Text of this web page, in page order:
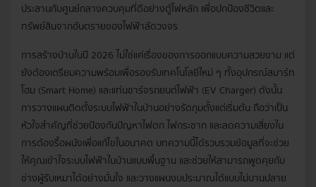
ประสานกับศูนย์กลางควบคุมที่ดีอย่างตู้ไฟหลัก เพื่อปกป้องชีวิตและ
ทรัพย์สินจากอันตรายของไฟฟ้าลัดวงจร
การสร้างบ้านในปี 2026 ไม่ใช่แค่เรื่องของการออกแบบความสวยงาม แต่
ยังต้องเตรียมความพร้อมเพื่อรองรับเทคโนโลยีใหม่ ๆ ทั้งอุปกรณ์สมาร์ท
โฮม (Smart Home) และแท่นชาร์จรถยนต์ไฟฟ้า (EV Charger) ดังนั้น
การวางแผนติดตั้งระบบไฟฟ้าในบ้านอย่างรัดกุมตั้งแต่เริ่มต้น ถือว่าเป็น
หัวใจสำคัญที่ช่วยป้องกันปัญหาไฟตก ไฟกระชาก และลดความเสี่ยงใน
การต้องรื้อผนังเพื่อแก้ไขในอนาคต บทความนี้ได้รวบรวมข้อมูลที่จะช่วย
ให้คุณเข้าใจระบบไฟฟ้าในบ้านแบบพื้นฐาน และช่วยให้สามารถพูดคุยกับ
ช่างผู้รับเหมาได้อย่างมั่นใจ และวางแผนงบประมาณได้แบบไม่บานปลาย